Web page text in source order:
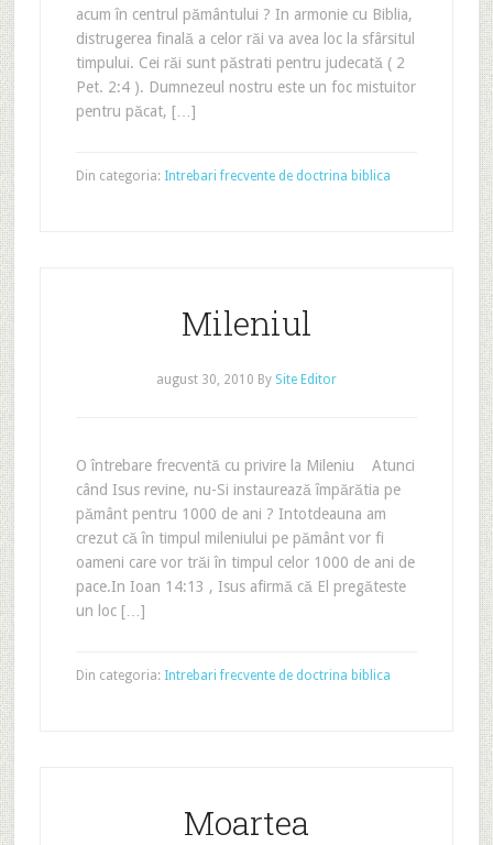
acum în centrul pământului ? In armonie cu Biblia,
distrugerea finală a celor răi va avea loc la sfârsitul
timpului. Cei răi sunt păstrati pentru judecată ( 2
Pet. 2:4 ). Dumnezeul nostru este un foc mistuitor
pentru păcat, […]
Din categoria: Intrebari frecvente de doctrina biblica
Mileniul
august 30, 2010 By Site Editor
O întrebare frecventă cu privire la Mileniu Atunci
când Isus revine, nu-Si instaurează împărătia pe
pământ pentru 1000 de ani ? Intotdeauna am
crezut că în timpul mileniului pe pământ vor fi
oameni care vor trăi în timpul celor 1000 de ani de
pace.In Ioan 14:13 , Isus afirmă că El pregăteste
un loc […]
Din categoria: Intrebari frecvente de doctrina biblica
Moartea